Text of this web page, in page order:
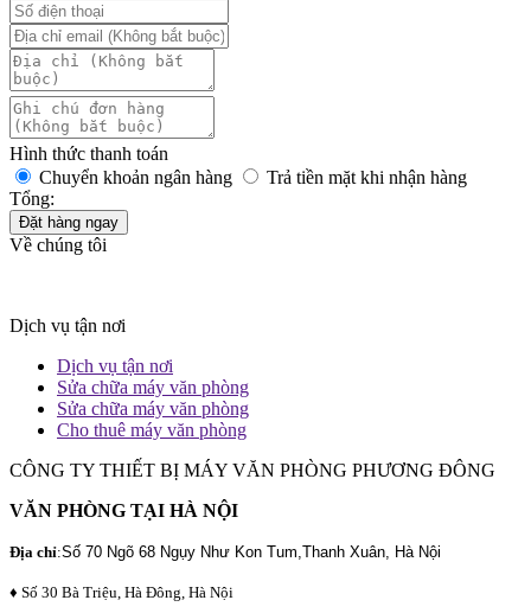
Hình thức thanh toán
Chuyển khoản ngân hàng
Trả tiền mặt khi nhận hàng
Tổng:
Đặt hàng ngay
Về chúng tôi
Dịch vụ tận nơi
Dịch vụ tận nơi
Sửa chữa máy văn phòng
Sửa chữa máy văn phòng
Cho thuê máy văn phòng
CÔNG TY THIẾT BỊ MÁY VĂN PHÒNG PHƯƠNG ĐÔNG
VĂN PHÒNG TẠI HÀ NỘI
Địa chỉ:Số 70 Ngõ 68 Ngụy Như Kon Tum,Thanh Xuân, Hà Nội
♦ Số 30 Bà Triệu, Hà Đông, Hà Nội